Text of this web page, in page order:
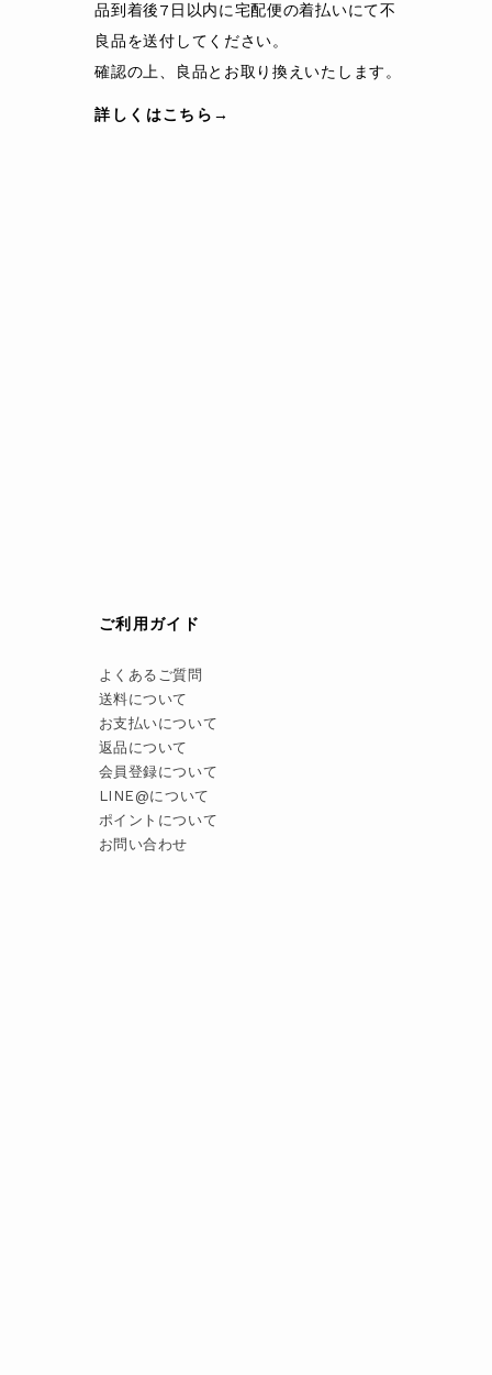
品到着後7日以内に宅配便の着払いにて不
良品を送付してください。
確認の上、良品とお取り換えいたします。
詳しくはこちら→
ご利用ガイド
よくあるご質問
送料について
お支払いについて
返品について
会員登録について
LINE@について
ポイントについて
お問い合わせ